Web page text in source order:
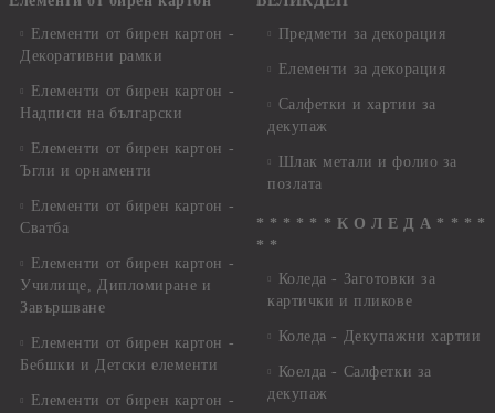
Елементи от бирен картон -
Декоративни рамки
Елементи от бирен картон -
Надписи на български
Елементи от бирен картон -
Ъгли и орнаменти
Елементи от бирен картон -
Сватба
Елементи от бирен картон -
Училище, Дипломиране и
Завършване
Елементи от бирен картон -
Бебшки и Детски елементи
Елементи от бирен картон -
Предмети за декорация
Елементи за декорация
Салфетки и хартии за
декупаж
Шлак метали и фолио за
позлата
* * * * * * К О Л Е Д А * * * *
* *
Коледа - Заготовки за
картички и пликове
Коледа - Декупажни хартии
Коелда - Салфетки за
декупаж